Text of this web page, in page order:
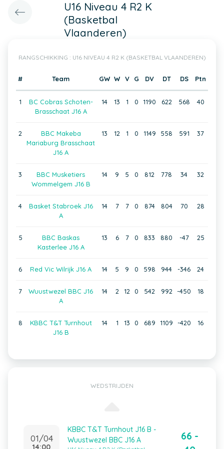
U16 Niveau 4 R2 K
(Basketbal
Vlaanderen)
RANGSCHIKKING : U16 NIVEAU 4 R2 K (BASKETBAL VLAANDEREN)
# Team GW W V G DV DT DS Ptn
1
BC Cobras Schoten-
Brasschaat J16 A
14 13 1 0 1190 622 568 40
2
BBC Makeba
Mariaburg Brasschaat
J16 A
13 12 1 0 1149 558 591 37
3
BBC Musketiers
Wommelgem J16 B
14 9 5 0 812 778 34 32
4
Basket Stabroek J16
A
14 7 7 0 874 804 70 28
5
BBC Baskas
Kasterlee J16 A
13 6 7 0 833 880 -47 25
6 Red Vic Wilrijk J16 A 14 5 9 0 598 944 -346 24
7
Wuustwezel BBC J16
A
14 2 12 0 542 992 -450 18
8
KBBC T&T Turnhout
J16 B
14 1 13 0 689 1109 -420 16
WEDSTRIJDEN
01/04
14:00
KBBC T&T Turnhout J16 B -
Wuustwezel BBC J16 A
66 -